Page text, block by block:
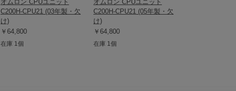
オムロン CPUユニット
C200H-CPU21 (03年製・欠
け)
￥64,800
在庫 1個
オムロン CPUユニット
C200H-CPU21 (05年製・欠
け)
￥64,800
在庫 1個